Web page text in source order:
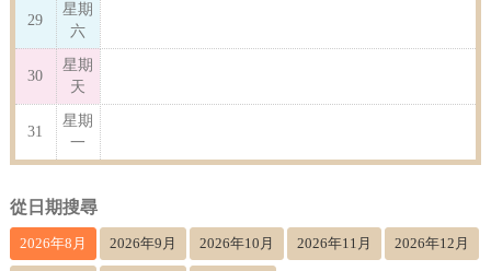
29
星期
六
30
星期
天
31
星期
一
從日期搜尋
2026年8月 2026年9月 2026年10月 2026年11月 2026年12月